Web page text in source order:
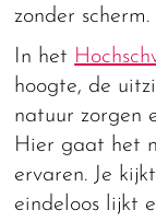
zonder scherm.
In het
hoogte, de
natuur zorgen
Hier gaat het
ervaren. Je
eindeloos lijkt